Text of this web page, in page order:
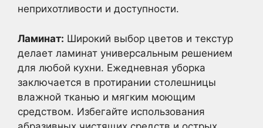
неприхотливости и доступности.
Ламинат: Широкий выбор цветов и текстур
делает ламинат универсальным решением
для любой кухни. Ежедневная уборка
заключается в протирании столешницы
влажной тканью и мягким моющим
средством. Избегайте использования